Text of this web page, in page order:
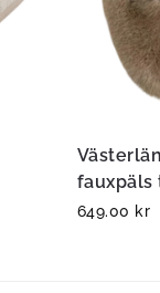
649.00 kr